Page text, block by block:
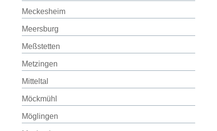
Meckesheim
Meersburg
Meßstetten
Metzingen
Mitteltal
Möckmühl
Möglingen